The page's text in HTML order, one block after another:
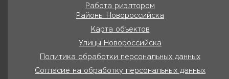
Работа риэлтором
Районы Новороссийска
Карта объектов
Улицы Новороссийска
Политика обработки персональных данных
Согласие на обработку персональных данных